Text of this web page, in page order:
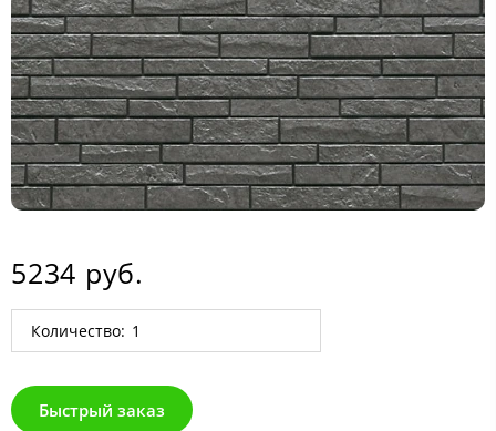
5234 руб.
Количество:
Быстрый заказ